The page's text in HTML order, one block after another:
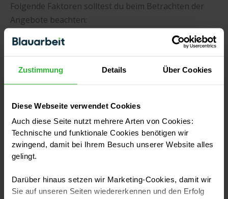
Zustimmung Details Über Cookies
Diese Webseite verwendet Cookies
Auch diese Seite nutzt mehrere Arten von Cookies:
Technische und funktionale Cookies benötigen wir
zwingend, damit bei Ihrem Besuch unserer Website alles
gelingt.
Darüber hinaus setzen wir Marketing-Cookies, damit wir
Sie auf unseren Seiten wiedererkennen und den Erfolg
Folgende Faktoren solltest du beim Betrachten der
Angebote beachten:
Die Lage des Betriebs
Die Wettbewerbssituation und Konkurrenz
Das mögliche Potenzial des Betriebs
Den bestehenden Kundenstamm
Die Belegschaft
Das Vorhandensein von Räumlichkeiten und der
Betriebsausstattung
Betriebsausstattung
Die bisherigen Kosten und Erträge des Betriebs